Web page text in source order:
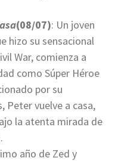
(08/07): Un joven
hizo su sensacional
War, comienza a
como Súper Héroe
por su
Peter vuelve a casa,
la atenta mirada de
año de Zed y